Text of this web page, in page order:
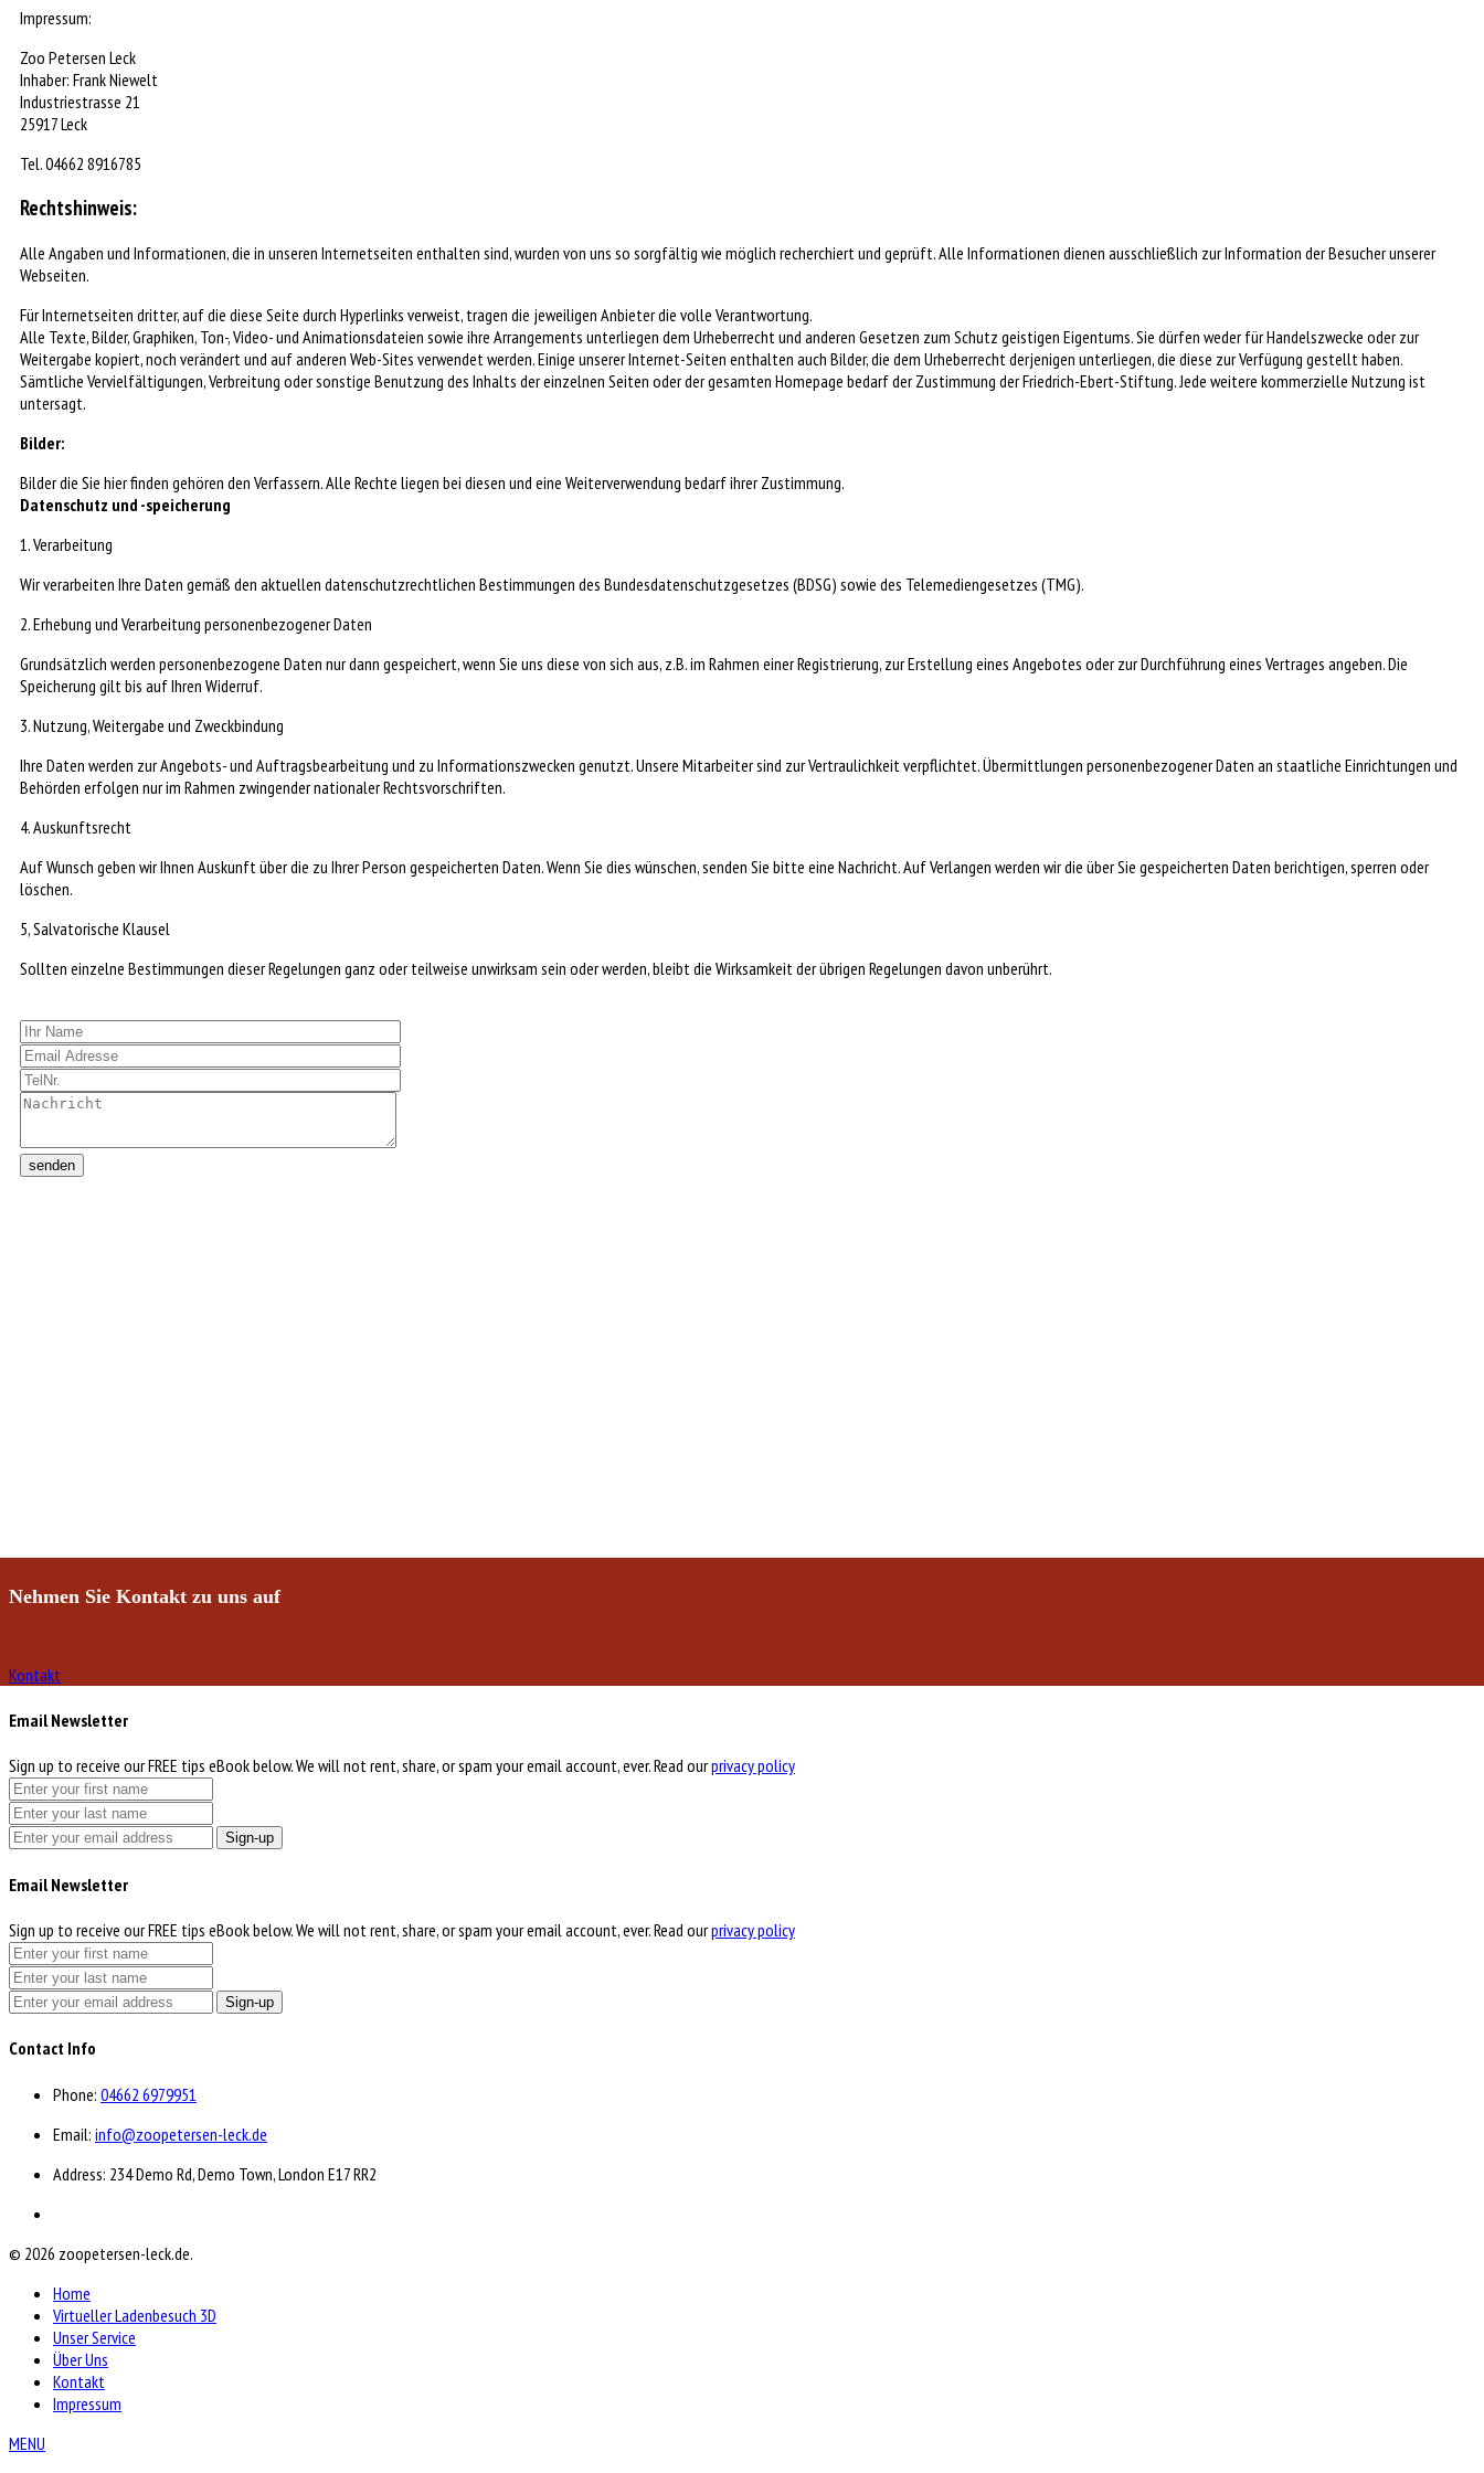
Impressum:
Zoo Petersen Leck
Inhaber: Frank Niewelt
Industriestrasse 21
25917 Leck
Tel. 04662 8916785
Rechtshinweis:
Alle Angaben und Informationen, die in unseren Internetseiten enthalten sind, wurden von uns so sorgfältig wie möglich recherchiert und geprüft. Alle Informationen dienen ausschließlich zur Information der Besucher unserer
Webseiten.
Für Internetseiten dritter, auf die diese Seite durch Hyperlinks verweist, tragen die jeweiligen Anbieter die volle Verantwortung.
Alle Texte, Bilder, Graphiken, Ton-, Video- und Animationsdateien sowie ihre Arrangements unterliegen dem Urheberrecht und anderen Gesetzen zum Schutz geistigen Eigentums. Sie dürfen weder für Handelszwecke oder zur
Weitergabe kopiert, noch verändert und auf anderen Web-Sites verwendet werden. Einige unserer Internet-Seiten enthalten auch Bilder, die dem Urheberrecht derjenigen unterliegen, die diese zur Verfügung gestellt haben.
Sämtliche Vervielfältigungen, Verbreitung oder sonstige Benutzung des Inhalts der einzelnen Seiten oder der gesamten Homepage bedarf der Zustimmung der Friedrich-Ebert-Stiftung. Jede weitere kommerzielle Nutzung ist
untersagt.
Bilder:
Bilder die Sie hier finden gehören den Verfassern. Alle Rechte liegen bei diesen und eine Weiterverwendung bedarf ihrer Zustimmung.
Datenschutz und -speicherung
1. Verarbeitung
Wir verarbeiten Ihre Daten gemäß den aktuellen datenschutzrechtlichen Bestimmungen des Bundesdatenschutzgesetzes (BDSG) sowie des Telemediengesetzes (TMG).
2. Erhebung und Verarbeitung personenbezogener Daten
Grundsätzlich werden personenbezogene Daten nur dann gespeichert, wenn Sie uns diese von sich aus, z.B. im Rahmen einer Registrierung, zur Erstellung eines Angebotes oder zur Durchführung eines Vertrages angeben. Die
Speicherung gilt bis auf Ihren Widerruf.
3. Nutzung, Weitergabe und Zweckbindung
Ihre Daten werden zur Angebots- und Auftragsbearbeitung und zu Informationszwecken genutzt. Unsere Mitarbeiter sind zur Vertraulichkeit verpflichtet. Übermittlungen personenbezogener Daten an staatliche Einrichtungen und
Behörden erfolgen nur im Rahmen zwingender nationaler Rechtsvorschriften.
4. Auskunftsrecht
Auf Wunsch geben wir Ihnen Auskunft über die zu Ihrer Person gespeicherten Daten. Wenn Sie dies wünschen, senden Sie bitte eine Nachricht. Auf Verlangen werden wir die über Sie gespeicherten Daten berichtigen, sperren oder
löschen.
5, Salvatorische Klausel
Sollten einzelne Bestimmungen dieser Regelungen ganz oder teilweise unwirksam sein oder werden, bleibt die Wirksamkeit der übrigen Regelungen davon unberührt.
Nehmen Sie Kontakt zu uns auf
Kontakt
Email Newsletter
Sign up to receive our FREE tips eBook below. We will not rent, share, or spam your email account, ever. Read ourprivacy policy
Sign-up
Email Newsletter
Sign up to receive our FREE tips eBook below. We will not rent, share, or spam your email account, ever. Read ourprivacy policy
Sign-up
Contact Info
Phone: 04662 6979951
Email: info@zoopetersen-leck.de
Address: 234 Demo Rd, Demo Town, London E17 RR2
© 2026 zoopetersen-leck.de.
Home
Virtueller Ladenbesuch 3D
Unser Service
Über Uns
Kontakt
Impressum
MENU